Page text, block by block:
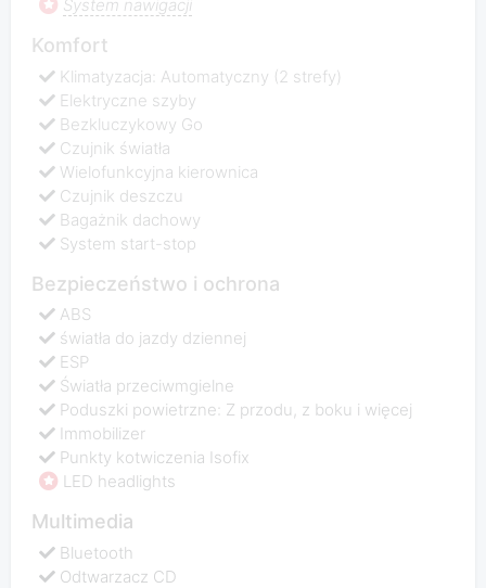
System nawigacji
Komfort
Klimatyzacja: Automatyczny (2 strefy)
Elektryczne szyby
Bezkluczykowy Go
Czujnik światła
Wielofunkcyjna kierownica
Czujnik deszczu
Bagażnik dachowy
System start-stop
Bezpieczeństwo i ochrona
ABS
światła do jazdy dziennej
ESP
Światła przeciwmgielne
Poduszki powietrzne: Z przodu, z boku i więcej
Immobilizer
Punkty kotwiczenia Isofix
LED headlights
Multimedia
Bluetooth
Odtwarzacz CD